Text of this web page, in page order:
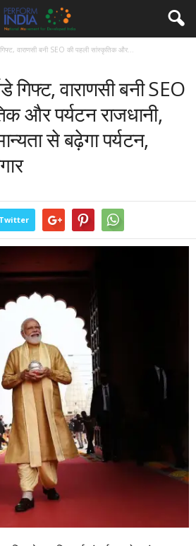
गिफ्ट, वाराणसी बनी SEO की पहली सांस्कृतिक और...
गिफ्ट, वाराणसी बनी SEO
और पर्यटन राजधानी,
से बढ़ेगा पर्यटन,
Twitter